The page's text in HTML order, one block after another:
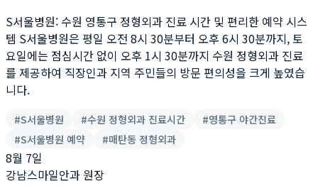
S서울병원: 수원 영통구 정형외과 진료 시간 및 편리한 예약 시스
템 S서울병원은 평일 오전 8시 30분부터 오후 6시 30분까지, 토
요일에는 점심시간 없이 오후 1시 30분까지 수원 정형외과 진료
를 제공하여 직장인과 지역 주민들의 방문 편의성을 크게 높였습
니다.
#S서울병원 #수원 정형외과 진료시간 #영통구 야간진료
#S서울병원 예약 #매탄동 정형외과
8월 7일
강남스마일안과 원장